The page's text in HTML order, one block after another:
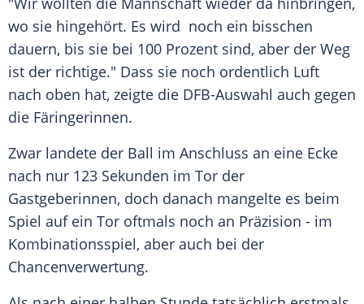
wo sie hingehört. Es wird noch ein bisschen
dauern, bis sie bei 100 Prozent sind, aber der Weg
ist der richtige." Dass sie noch ordentlich Luft
nach oben hat, zeigte die DFB-Auswahl auch gegen
die Färingerinnen.
Zwar landete der Ball im Anschluss an eine Ecke
nach nur 123 Sekunden im Tor der
Gastgeberinnen, doch danach mangelte es beim
Spiel auf ein Tor oftmals noch an Präzision - im
Kombinationsspiel, aber auch bei der
Chancenverwertung.